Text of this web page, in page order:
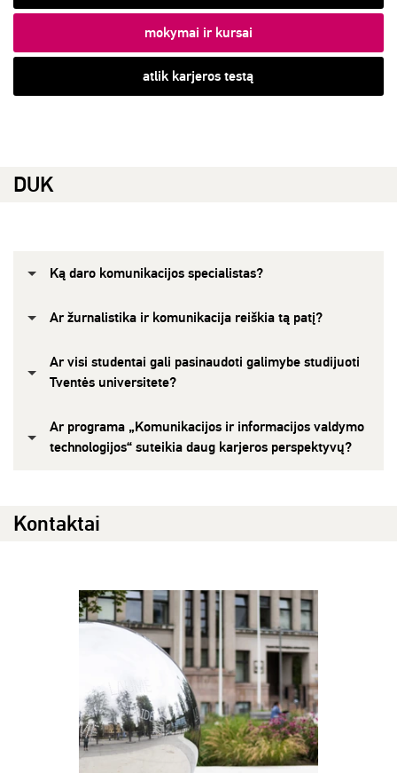
mokymai ir kursai
atlik karjeros testą
DUK
Ką daro komunikacijos specialistas?
Ar žurnalistika ir komunikacija reiškia tą patį?
Ar visi studentai gali pasinaudoti galimybe studijuoti
Tventės universitete?
Ar programa „Komunikacijos ir informacijos valdymo
technologijos“ suteikia daug karjeros perspektyvų?
Kontaktai